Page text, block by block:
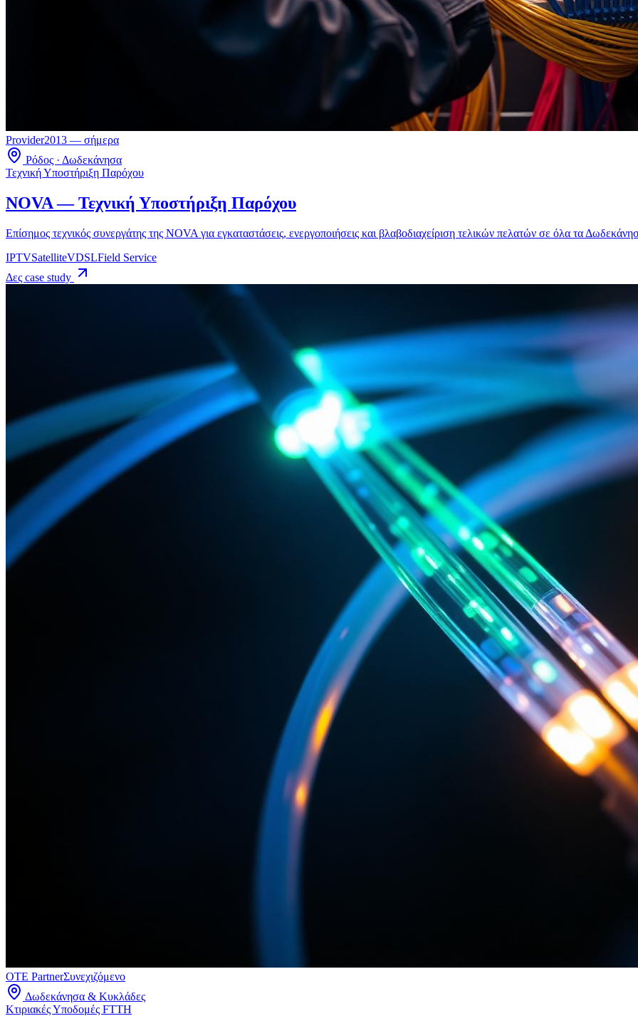
Provider2013 — σήμερα
Ρόδος · Δωδεκάνησα
Τεχνική Υποστήριξη Παρόχου
NOVA — Τεχνική Υποστήριξη Παρόχου
Επίσημος τεχνικός συνεργάτης της NOVA για εγκαταστάσεις, ενεργοποιήσεις και βλαβοδιαχείριση τελικών πελατών σε όλα τα
IPTVSatelliteVDSLField Service
Δες case study
OTE PartnerΣυνεχιζόμενο
Δωδεκάνησα & Κυκλάδες
Κτιριακές Υποδομές FTTH